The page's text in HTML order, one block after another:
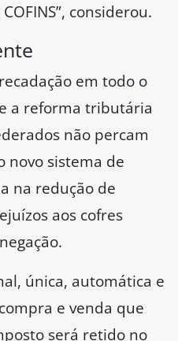
considerou.
em todo o
a reforma tributária
não percam
novo sistema de
na redução de
aos cofres
única, automática e
e venda que
será retido no